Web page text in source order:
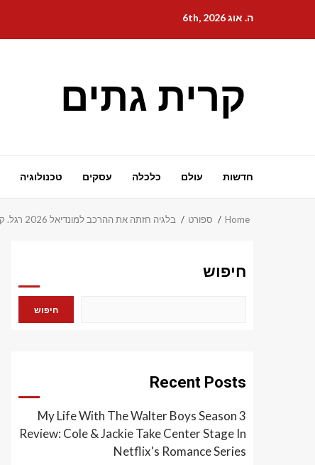
content
ה. אוג 6th, 2026
קרית גתים
חדשות עולם כלכלה עסקים טכנולוגיה
Home ספורט בלגיה חזתה את ההרכב למונדיאל 2026 רגל. קורטואה ודה ברוינה
חיפוש
חיפוש
Recent Posts
My Life With The Walter Boys Season 3
Review: Cole & Jackie Take Center Stage In
Netflix's Romance Series